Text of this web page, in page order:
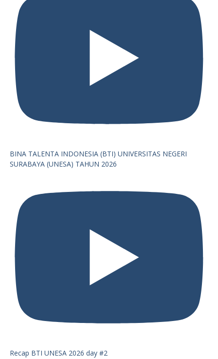
BINA TALENTA INDONESIA (BTI) UNIVERSITAS NEGERI
SURABAYA (UNESA) TAHUN 2026
Recap BTI UNESA 2026 day #2